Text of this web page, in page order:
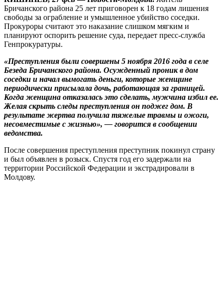
Бричанского района 25 лет приговорен к 18 годам лишения
свободы за ограбление и умышленное убийство соседки.
Прокуроры считают это наказание слишком мягким и
планируют оспорить решение суда, передает пресс-служба
Генпрокуратуры.
«Преступления были совершены 5 ноября 2016 года в селе
Безеда Бричанского района. Осужденный проник в дом
соседки и начал вымогать деньги, которые женщине
периодически присылала дочь, работающая за границей.
Когда женщина отказалась это сделать, мужчина избил ее.
Желая скрыть следы преступления он поджег дом. В
результате жертва получила тяжелые травмы и ожоги,
несовместимые с жизнью», — говорится в сообщении
ведомства.
После совершения преступления преступник покинул страну
и был объявлен в розыск. Спустя год его задержали на
территории Российской Федерации и экстрадировали в
Молдову.